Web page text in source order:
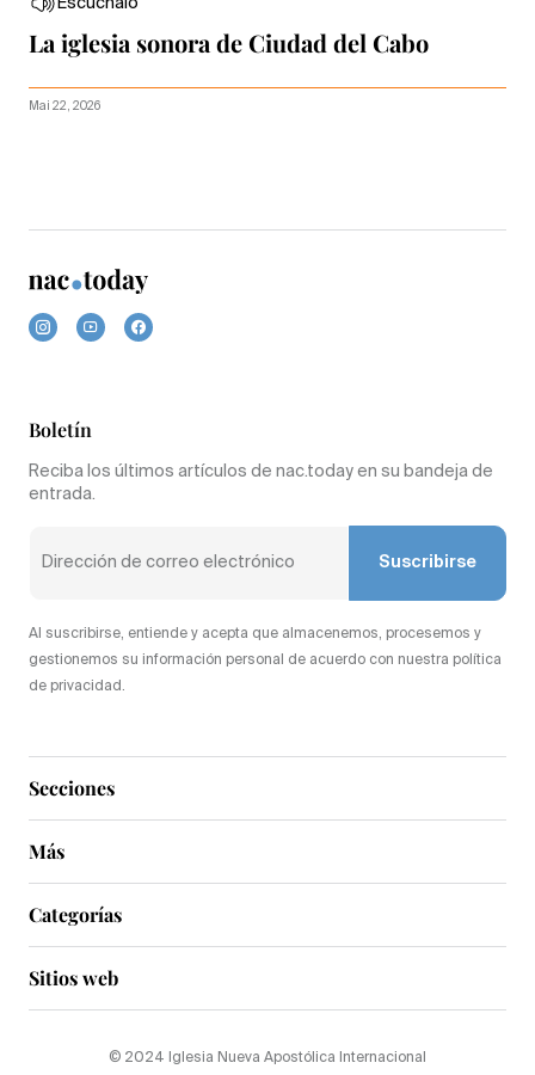
Escúchalo
La iglesia sonora de Ciudad del Cabo
Mai 22, 2026
Secciones
Más
Boletín
Reciba los últimos artículos de nac.today en su bandeja de
entrada.
Suscribirse
Al suscribirse, entiende y acepta que almacenemos, procesemos y
gestionemos su información personal de acuerdo con nuestra política
de privacidad.
Categorías
Sitios web
© 2024 Iglesia Nueva Apostólica Internacional